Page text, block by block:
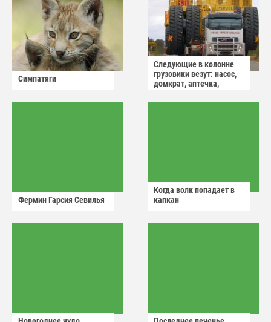
Симпатяги
Следующие в колонне
грузовики везут: насос,
домкрат, аптечка,
Фермин Гарсия Севилья
Когда волк попадает в
капкан